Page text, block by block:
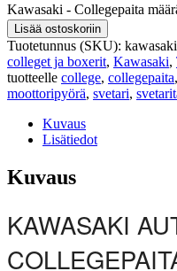
Kawasaki - Collegepaita
Lisää ostoskoriin
Tuotetunnus (SKU):
colleget ja boxerit, Kawasaki,
tuotteelle college, collegepaita,
moottoripyörä, svetari,
Kuvaus
Lisätiedot
Kuvaus
KAWASAKI